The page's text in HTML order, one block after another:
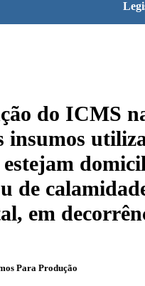
do ICMS
insumos
de
em
Para Produção